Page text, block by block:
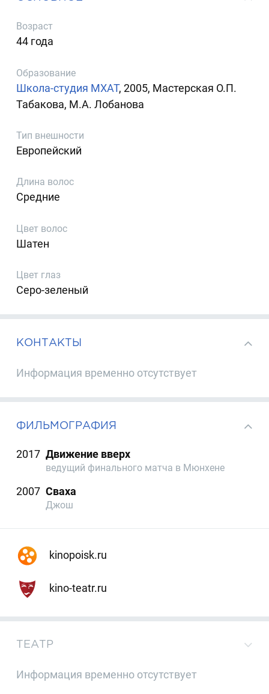
Возраст
44 года
Образование
Школа-студия МХАТ, 2005, Мастерская О.П.
Табакова, М.А. Лобанова
Тип внешности
Европейский
Длина волос
Средние
Цвет волос
Шатен
Цвет глаз
Серо-зеленый
КОНТАКТЫ
Информация временно отсутствует
ФИЛЬМОГРАФИЯ
2017 Движение вверх
ведущий финального матча в Мюнхене
2007 Сваха
Джош
kinopoisk.ru
kino-teatr.ru
ТЕАТР
Информация временно отсутствует